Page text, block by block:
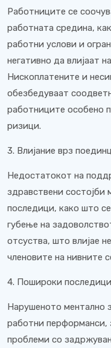
Работниците се
работната средина,
работни услови и
негативно да влијаат
Нископлатените и
обезбедуваат
работниците особено
ризици.
3. Влијание врз
Недостатокот на
здравствени состојби
последици, како што
губење на
отсуства, што влијае
членовите на нивните
4. Пошироки
Нарушеното ментално
работни перформанси,
проблеми со